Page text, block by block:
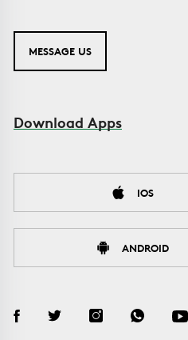
MESSAGE US
Download Apps
IOS
ANDROID